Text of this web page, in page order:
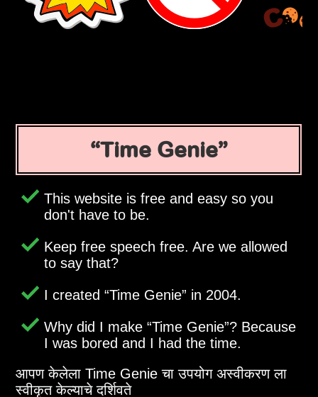
Time Genie
This website is free and easy so you
don't have to be.
Keep free speech free. Are we allowed
to say that?
I created Time Genie in 2004.
Why did I make Time Genie ? Because
I was bored and I had the time.
आपण केलेला Time Genie चा उपयोग अस्वीकरण ला
स्वीकृत केल्याचे दर्शिवते